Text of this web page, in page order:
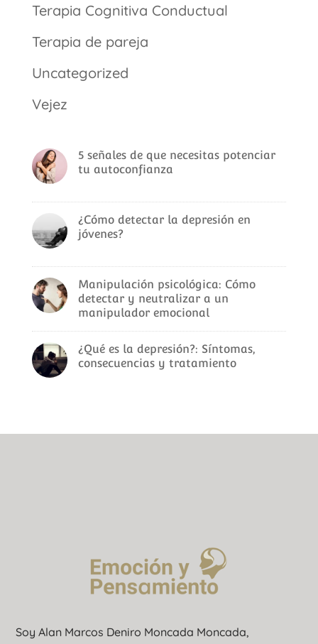
Terapia Cognitiva Conductual
Terapia de pareja
Uncategorized
Vejez
5 señales de que necesitas potenciar
tu autoconfianza
¿Cómo detectar la depresión en
jóvenes?
Manipulación psicológica: Cómo
detectar y neutralizar a un
manipulador emocional
¿Qué es la depresión?: Síntomas,
consecuencias y tratamiento
Soy Alan Marcos Deniro Moncada Moncada,